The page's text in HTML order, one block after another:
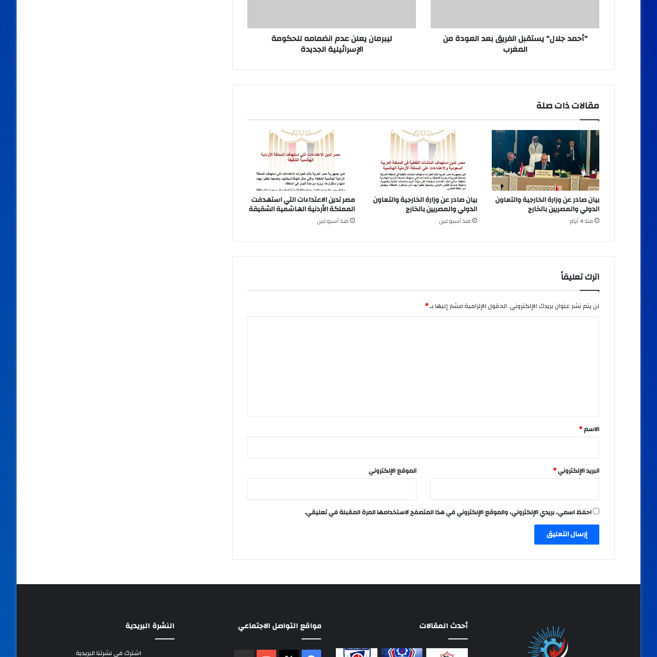
"أحمد جلال" يستقبل الفريق بعد العودة من
المغرب
ليبرمان يعلن عدم انضمامه للحكومة
الإسرائيلية الجديدة
مقالات ذات صلة
بيان صادر عن وزارة الخارجية والتعاون
الدولي والمصريين بالخارج
منذ 4 أيام
بيان صادر عن وزارة الخارجية والتعاون
الدولي والمصريين بالخارج
منذ أسبوعين
مصر تدين الاعتداءات التي استهدفت
المملكة الأردنية الهاشمية الشقيقة
منذ أسبوعين
اترك تعليقاً
لن يتم نشر عنوان بريدك الإلكتروني.الحقول الإلزامية مشار إليها بـ*
*
الاسم*
البريد الإلكتروني* الموقع الإلكتروني
احفظ اسمي، بريدي الإلكتروني، والموقع الإلكتروني في هذا المتصفح لاستخدامها المرة المقبلة في تعليقي.
أحدث المقالات مواقع التواصل الاجتماعي النشرة البريدية
اشترك في نشرتنا البريدية